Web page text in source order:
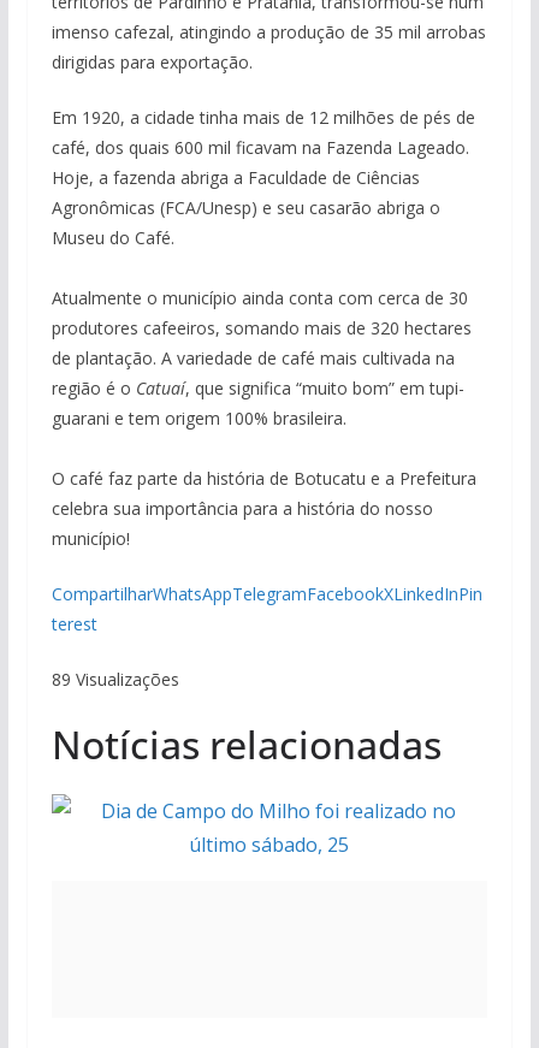
imenso cafezal, atingindo a produção de 35 mil arrobas
dirigidas para exportação.
Em 1920, a cidade tinha mais de 12 milhões de pés de
café, dos quais 600 mil ficavam na Fazenda Lageado.
Hoje, a fazenda abriga a Faculdade de Ciências
Agronômicas (FCA/Unesp) e seu casarão abriga o
Museu do Café.
Atualmente o município ainda conta com cerca de 30
produtores cafeeiros, somando mais de 320 hectares
de plantação. A variedade de café mais cultivada na
região é o Catuaí, que significa “muito bom” em tupi-
guarani e tem origem 100% brasileira.
O café faz parte da história de Botucatu e a Prefeitura
celebra sua importância para a história do nosso
município!
CompartilharWhatsAppTelegramFacebookXLinkedInPin
terest
89 Visualizações
Notícias relacionadas